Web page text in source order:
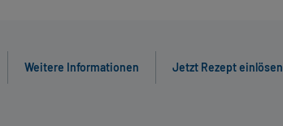
Weitere Informationen Jetzt Rezept einlösen